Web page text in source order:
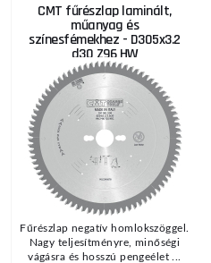
CMT fűrészlap laminált,
műanyag és
színesfémekhez - D305x3.2
d30 Z96 HW
Fűrészlap negatív homlokszöggel.
Nagy teljesítményre, minőségi
vágásra és hosszú pengeélet ...